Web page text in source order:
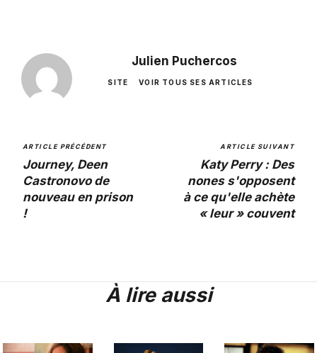
Julien Puchercos
SITE VOIR TOUS SES ARTICLES
ARTICLE PRÉCÉDENT
Journey, Deen
Castronovo de
nouveau en prison
!
ARTICLE SUIVANT
Katy Perry : Des
nones s'opposent
à ce qu'elle achète
« leur » couvent
À lire aussi